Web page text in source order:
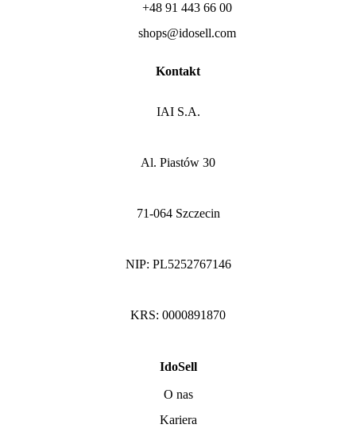
+48 91 443 66 00
shops@idosell.com
Kontakt
IAI S.A.
Al. Piastów 30
71-064 Szczecin
NIP: PL5252767146
KRS: 0000891870
IdoSell
O nas
Kariera